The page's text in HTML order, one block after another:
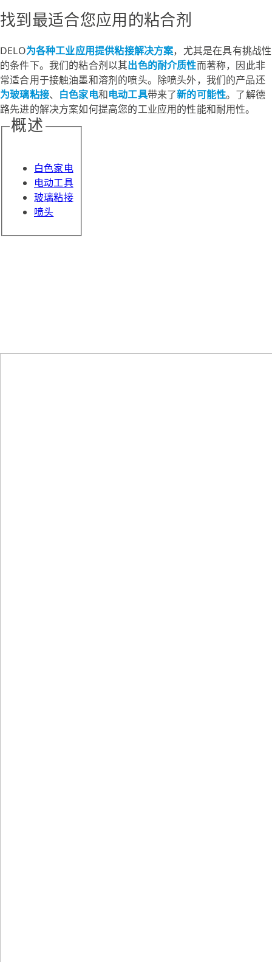
找到最适合您应用的粘合剂
DELO为各种工业应用提供粘接解决方案，尤其是在具有挑战性
的条件下。我们的粘合剂以其出色的耐介质性而著称，因此非
常适合用于接触油墨和溶剂的喷头。除喷头外，我们的产品还
为玻璃粘接、 白色家电和电动工具带来了新的可能性。了解德
路先进的解决方案如何提高您的工业应用的性能和耐用性。
概述
白色家电
电动工具
玻璃粘接
喷头